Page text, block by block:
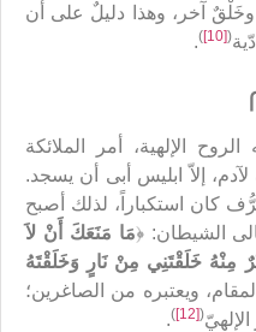
آخر، وهذا دليلٌ على أن
(
[10]
)
.
الإلهية، أمر الملائكة
إلاّ ابليس أبى أن يسجد.
كان استكباراً، لذلك أصبح
الشيطان: ﴿مَا مَنَعَكَ أَنْ لاَ
مِنْهُ خَلَقْتَنِي مِنْ نَارٍ وَخَلَقْتَهُ
ويعتبره من الصاغرين؛
(
[12]
)
.